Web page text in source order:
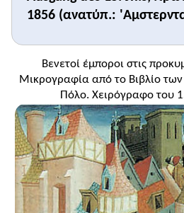
Υποδείξεις για τις
σχολικού βιβλίου
έτσι οδήγησε όχι μόνο στην
αλλά και στην παρακμή του
καθόσον η συντήρησή του
έξοδα (πρώτη ερώτηση).
Στο δεύτερο παράθεμα
λειτουργικές, δογματικές και
του ρωμαιοκαθολικού
οδήγησαν στο Σχίσμα. Αυτές
θεωρία του filοque, η αγαμία
1856 (ανατύπ.:
Βενετοί έμποροι στις
Μικρογραφία από το Βιβλίο
Πόλο. Χειρόγραφο του